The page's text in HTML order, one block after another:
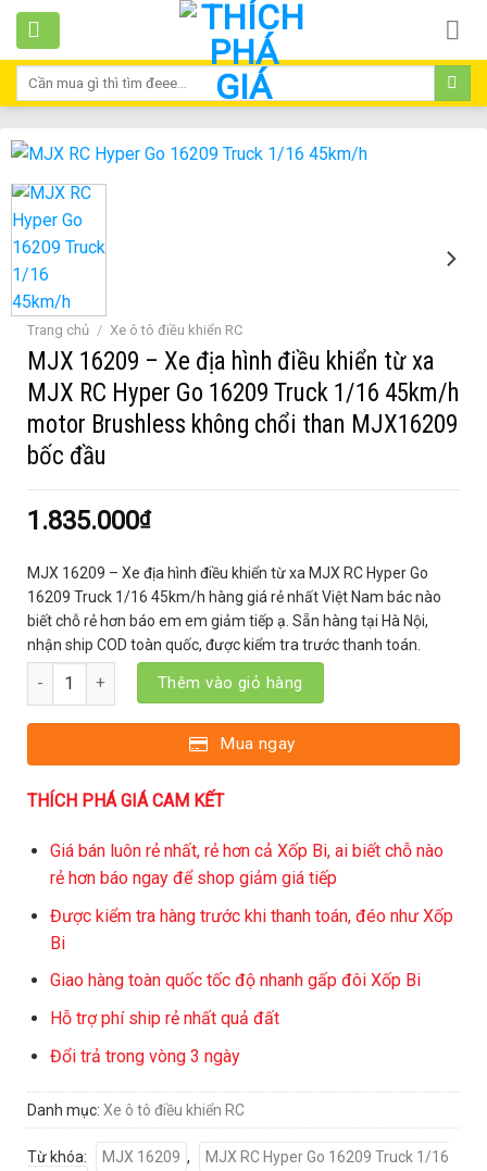
Skip
content
Tìm
Trang chủ / Xe ô tô điều khiển RC
MJX 16209 – Xe địa hình điều khiển từ xa
MJX RC Hyper Go 16209 Truck 1/16 45km/h
motor Brushless không chổi than MJX16209
bốc đầu
1.835.000₫
MJX 16209 – Xe địa hình điều khiển từ xa MJX RC Hyper Go
16209 Truck 1/16 45km/h hàng giá rẻ nhất Việt Nam bác nào
biết chỗ rẻ hơn báo em em giảm tiếp ạ. Sẵn hàng tại Hà Nội,
nhận ship COD toàn quốc, được kiểm tra trước thanh toán.
MJX 16209 - Xe địa hình điều khiển từ xa MJX RC Hyper Go
Thêm vào giỏ hàng
Mua ngay
THÍCH PHÁ GIÁ CAM KẾT
Giá bán luôn rẻ nhất, rẻ hơn cả Xốp Bi, ai biết chỗ nào
rẻ hơn báo ngay để shop giảm giá tiếp
Được kiểm tra hàng trước khi thanh toán, đéo như Xốp
Bi
Giao hàng toàn quốc tốc độ nhanh gấp đôi Xốp Bi
Hỗ trợ phí ship rẻ nhất quả đất
Đổi trả trong vòng 3 ngày
Danh mục: Xe ô tô điều khiển RC
Từ khóa: MJX 16209 ,
MJX RC Hyper Go 16209 Truck 1/16